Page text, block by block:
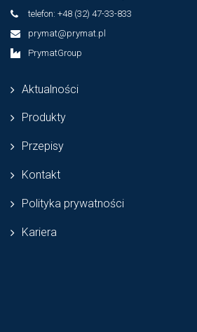
telefon: +48 (32) 47-33-833
prymat@prymat.pl
PrymatGroup
Aktualności
Produkty
Przepisy
Kontakt
Polityka prywatności
Kariera